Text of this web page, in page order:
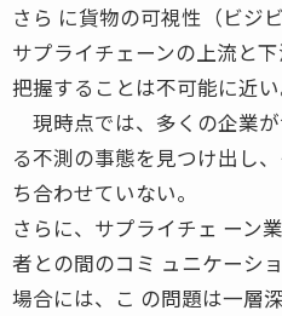
さら に貨物の可視性（ビジ
サプライチェーンの上流と
把握することは不可能に近い
現時点では、多くの企業
る不測の事態を見つけ出し
ち合わせていない。
さらに、サプライチェ ーン
者との間のコミ ュニケーシ
場合には、こ の問題は一層